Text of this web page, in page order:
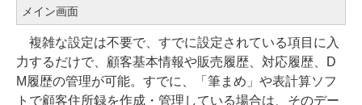
メイン画面
複雑な設定は不要で、すでに設定されている項目に入
力するだけで、顧客基本情報や販売履歴、対応履歴、D
M履歴の管理が可能。すでに、「筆まめ」や表計算ソフ
トで顧客住所録を作成・管理している場合は、そのデー